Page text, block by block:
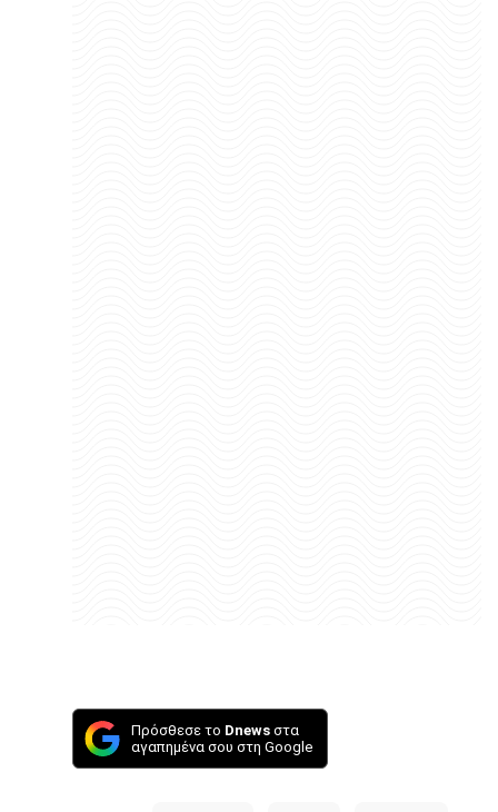
Πρόσθεσε το Dnews στα
αγαπημένα σου στη Google